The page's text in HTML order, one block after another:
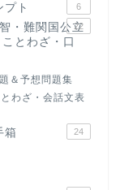
ト 6
・難関国公立
とわざ・口
22
＆予想問題集
わざ・会話文表
箱 24